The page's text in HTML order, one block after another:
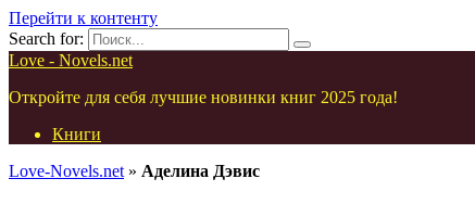
Перейти к контенту
Search for:
Love - Novels.net
Откройте для себя лучшие новинки книг 2025 года!
Книги
Love-Novels.net » Аделина Дэвис